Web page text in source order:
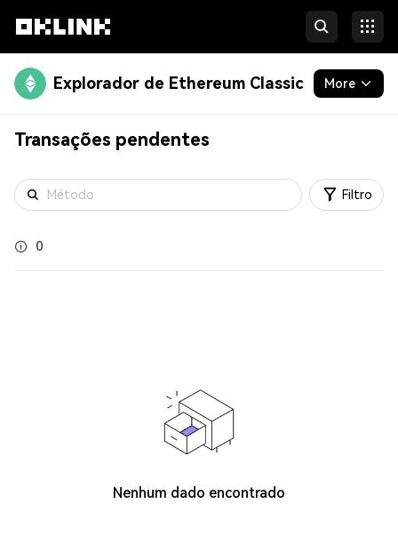
Explorador de Ethereum Classic More
Blockchain
More
Transações pendentes
Filtro
0
Nenhum dado encontrado